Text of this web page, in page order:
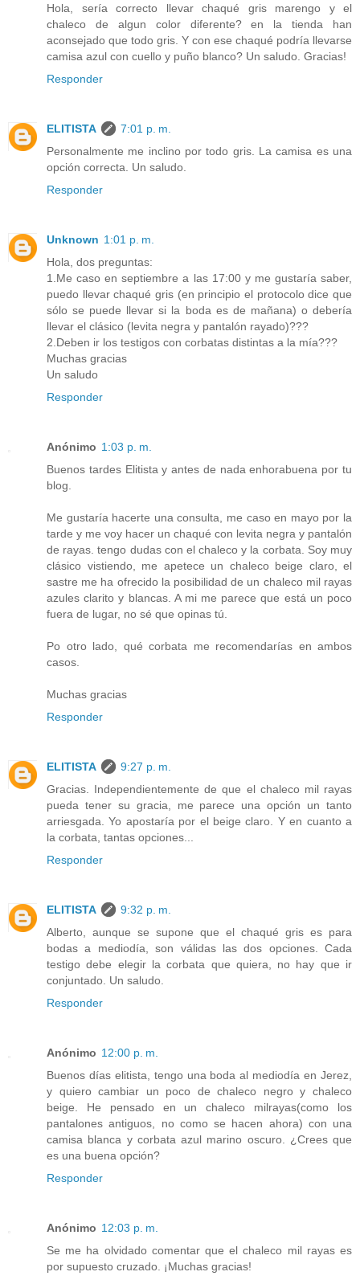
Hola, sería correcto llevar chaqué gris marengo y el
chaleco de algun color diferente? en la tienda han
aconsejado que todo gris. Y con ese chaqué podría llevarse
camisa azul con cuello y puño blanco? Un saludo. Gracias!
Responder
ELITISTA
7:01 p. m.
Personalmente me inclino por todo gris. La camisa es una
opción correcta. Un saludo.
Responder
Unknown 1:01 p. m.
Hola, dos preguntas:
1.Me caso en septiembre a las 17:00 y me gustaría saber,
puedo llevar chaqué gris (en principio el protocolo dice que
sólo se puede llevar si la boda es de mañana) o debería
llevar el clásico (levita negra y pantalón rayado)???
2.Deben ir los testigos con corbatas distintas a la mía???
Muchas gracias
Un saludo
Responder
Anónimo 1:03 p. m.
Buenos tardes Elitista y antes de nada enhorabuena por tu
blog.
Me gustaría hacerte una consulta, me caso en mayo por la
tarde y me voy hacer un chaqué con levita negra y pantalón
de rayas. tengo dudas con el chaleco y la corbata. Soy muy
clásico vistiendo, me apetece un chaleco beige claro, el
sastre me ha ofrecido la posibilidad de un chaleco mil rayas
azules clarito y blancas. A mi me parece que está un poco
fuera de lugar, no sé que opinas tú.
Po otro lado, qué corbata me recomendarías en ambos
casos.
Muchas gracias
Responder
ELITISTA
9:27 p. m.
Gracias. Independientemente de que el chaleco mil rayas
pueda tener su gracia, me parece una opción un tanto
arriesgada. Yo apostaría por el beige claro. Y en cuanto a
la corbata, tantas opciones...
Responder
ELITISTA
9:32 p. m.
Alberto, aunque se supone que el chaqué gris es para
bodas a mediodía, son válidas las dos opciones. Cada
testigo debe elegir la corbata que quiera, no hay que ir
conjuntado. Un saludo.
Responder
Anónimo 12:00 p. m.
Buenos días elitista, tengo una boda al mediodía en Jerez,
y quiero cambiar un poco de chaleco negro y chaleco
beige. He pensado en un chaleco milrayas(como los
pantalones antiguos, no como se hacen ahora) con una
camisa blanca y corbata azul marino oscuro. ¿Crees que
es una buena opción?
Responder
Anónimo 12:03 p. m.
Se me ha olvidado comentar que el chaleco mil rayas es
por supuesto cruzado. ¡Muchas gracias!